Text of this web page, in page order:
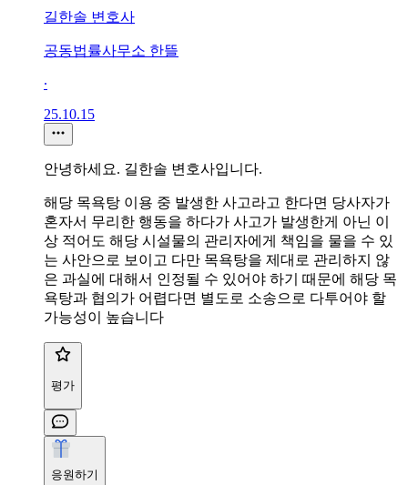
길한솔 변호사
공동법률사무소 한뜰
∙
25.10.15
안녕하세요. 길한솔 변호사입니다.
해당 목욕탕 이용 중 발생한 사고라고 한다면 당사자가
혼자서 무리한 행동을 하다가 사고가 발생한게 아닌 이
상 적어도 해당 시설물의 관리자에게 책임을 물을 수 있
는 사안으로 보이고 다만 목욕탕을 제대로 관리하지 않
은 과실에 대해서 인정될 수 있어야 하기 때문에 해당 목
욕탕과 협의가 어렵다면 별도로 소송으로 다투어야 할
가능성이 높습니다
평가
응원하기